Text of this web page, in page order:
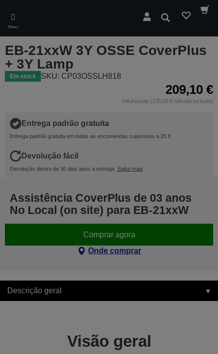
main
content
Menu
Pesquisar
EB-21xxW 3Y OSSE CoverPlus
+ 3Y Lamp
Em stock SKU: CP03OSSLH818
209,10 €
IVA incluído (170,00 € IVA não incluído)
Entrega padrão gratuita
Entrega padrão gratuita em todas as encomendas superiores a 25 €
Devolução fácil
Devolução dentro de 30 dias após a entrega. Saiba mais
Assistência CoverPlus de 03 anos
No Local (on site) para EB-21xxW
Comprar agora
Onde comprar
Descrição geral
Visão geral